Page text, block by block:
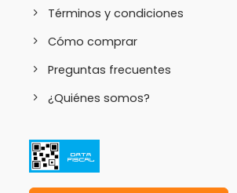
Términos y condiciones
Cómo comprar
Preguntas frecuentes
¿Quiénes somos?